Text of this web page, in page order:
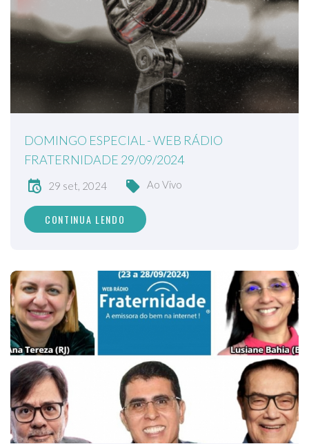
DOMINGO ESPECIAL - WEB RÁDIO
FRATERNIDADE 29/09/2024
29 set, 2024 Ao Vivo
CONTINUA LENDO